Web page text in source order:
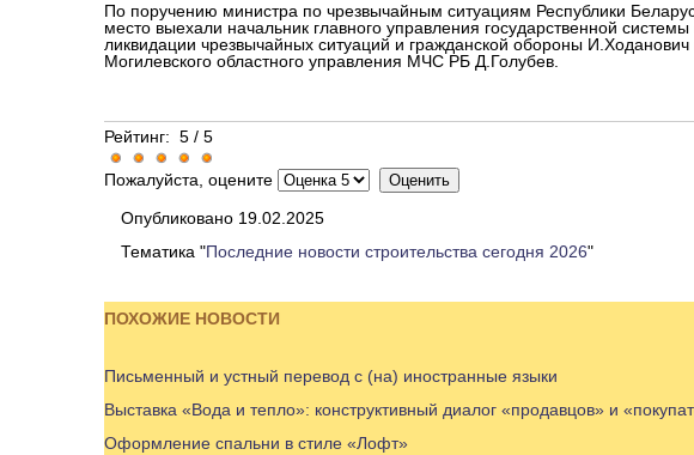
По поручению министра по чрезвычайным ситуациям Республики
место выехали начальник главного управления государственной
ликвидации чрезвычайных ситуаций и гражданской обороны И.Ходанович
Могилевского областного управления МЧС РБ Д.Голубев.
Рейтинг: 5 / 5
Пожалуйста, оцените
Опубликовано 19.02.2025
Тематика "Последние новости строительства сегодня 2026"
ПОХОЖИЕ НОВОСТИ
Письменный и устный перевод с (на) иностранные языки
Выставка «Вода и тепло»: конструктивный диалог «продавцов» и
Оформление спальни в стиле «Лофт»